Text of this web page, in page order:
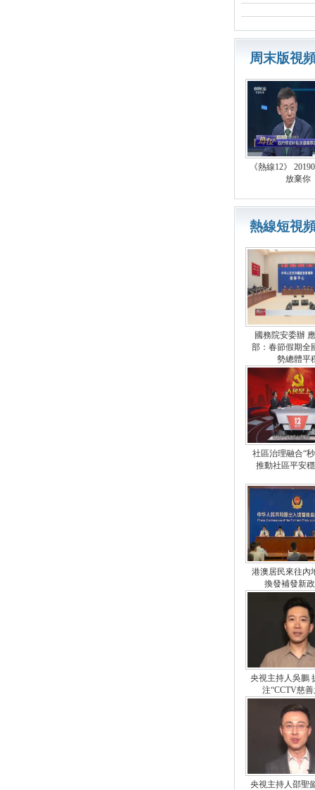
周末版視
《熱線12》
放棄你
熱線短視
國務院安委辦
部：春節假期全
勢總體平
社區治理融合“
推動社區平安
港澳居民來往內
換發補發新
央視主持人吳鵬
注“CCTV慈善
央視主持人邵聖